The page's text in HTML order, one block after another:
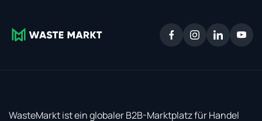
WasteMarkt ist ein globaler B2B-Marktplatz für Handel